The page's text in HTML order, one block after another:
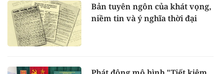
Bản tuyên ngôn của khát vọng,
niềm tin và ý nghĩa thời đại